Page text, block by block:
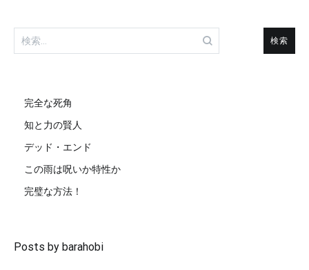
検
索:
完全な死角
知と力の賢人
デッド・エンド
この雨は呪いか特性か
完璧な方法！
Posts by barahobi